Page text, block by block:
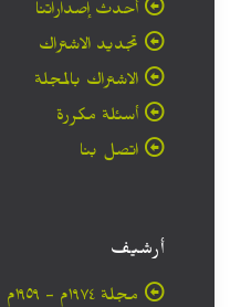
أحدث إصداراتنا
تجديد الاشتراك
الاشتراك بالمجلة
أسئلة مكررة
اتصل بنا
أرشيف
مجلة ۱۹۷٤م - ١٩٥٩م